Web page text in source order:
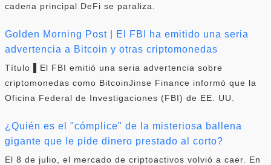
cadena principal DeFi se paraliza.
Golden Morning Post | El FBI ha emitido una seria
advertencia a Bitcoin y otras criptomonedas
Título ▌El FBI emitió una seria advertencia sobre
criptomonedas como BitcoinJinse Finance informó que la
Oficina Federal de Investigaciones (FBI) de EE. UU.
¿Quién es el "cómplice" de la misteriosa ballena
gigante que le pide dinero prestado al corto?
El 8 de julio, el mercado de criptoactivos volvió a caer. En